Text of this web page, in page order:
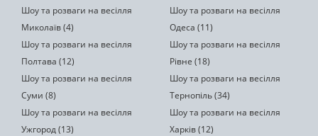
Шоу та розваги на весілля
Миколаїв (4)
Шоу та розваги на весілля
Одеса (11)
Шоу та розваги на весілля
Полтава (12)
Шоу та розваги на весілля
Рівне (18)
Шоу та розваги на весілля
Суми (8)
Шоу та розваги на весілля
Тернопіль (34)
Шоу та розваги на весілля
Ужгород (13)
Шоу та розваги на весілля
Харків (12)